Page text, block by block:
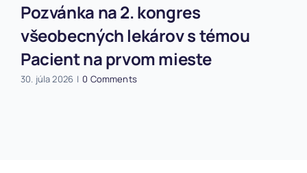
Pozvánka na 2. kongres
všeobecných lekárov s témou
Pacient na prvom mieste
30. júla 2026 | 0 Comments